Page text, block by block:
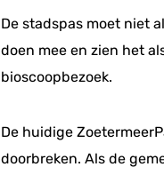
De stadspas moet niet
doen mee en zien het
bioscoopbezoek.
De huidige
doorbreken. Als de